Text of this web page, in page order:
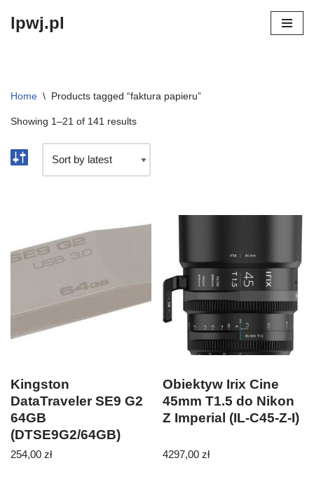
lpwj.pl
Home \ Products tagged “faktura papieru”
Showing 1–21 of 141 results
Kingston
DataTraveler SE9 G2
64GB
(DTSE9G2/64GB)
254,00 zł
Obiektyw Irix Cine
45mm T1.5 do Nikon
Z Imperial (IL-C45-Z-I)
4297,00zł